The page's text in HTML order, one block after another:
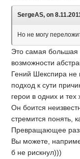
SergeAS, on
Но не могу
Это самая большая
возможности
Гений Шекспира не
подход к сути
герои в одних и
Он боится
стремится понять,
Превращающее
Вы можете,
б не рискнул)))